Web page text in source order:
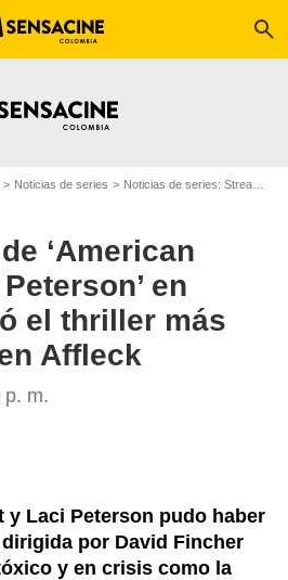
search
Noticias de series Noticias de series: Streaming
‘American
en
el thriller más
Affleck
p. m.
y Laci Peterson pudo haber
por David Fincher
y en crisis como la